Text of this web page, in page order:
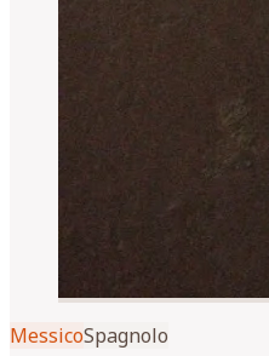
MessicoSpagnolo